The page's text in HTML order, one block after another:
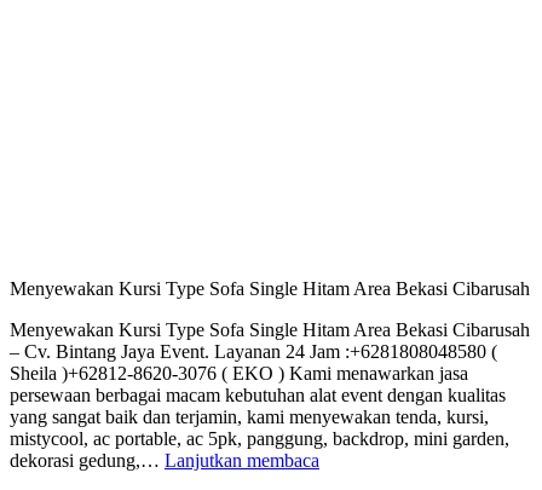
Menyewakan Kursi Type Sofa Single Hitam Area Bekasi Cibarusah
Menyewakan Kursi Type Sofa Single Hitam Area Bekasi Cibarusah
– Cv. Bintang Jaya Event. Layanan 24 Jam :+6281808048580 (
Sheila )+62812-8620-3076 ( EKO ) Kami menawarkan jasa
persewaan berbagai macam kebutuhan alat event dengan kualitas
yang sangat baik dan terjamin, kami menyewakan tenda, kursi,
mistycool, ac portable, ac 5pk, panggung, backdrop, mini garden,
dekorasi gedung,… Lanjutkan membaca